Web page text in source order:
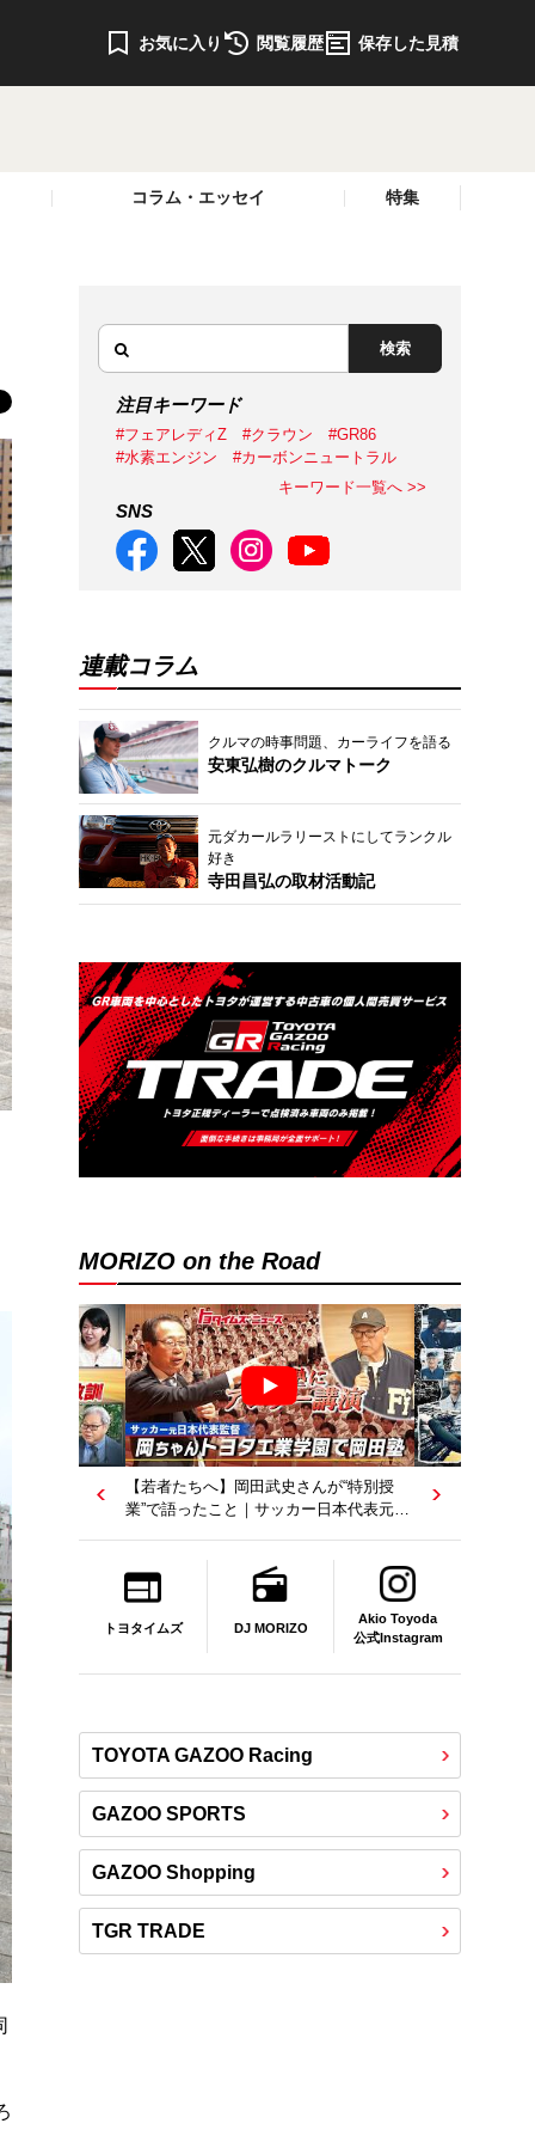
お気に入り 閲覧履歴 保存した見積
コラム・エッセイ 特集
検索
注目キーワード
#フェアレディZ #クラウン
#GR86
#水素エンジン
#カーボンニュートラル
キーワード一覧へ >>
SNS
連載コラム
クルマの時事問題、カーライフを語る
安東弘樹のクルマトーク
元ダカールラリーストにしてランクル
好き
寺田昌弘の取材活動記
MORIZO on the Road
【トヨタディレクターズカット】クリエ
イターが工場を映像作品に？従業員たち
トヨタイムズ DJ MORIZO
Akio Toyoda
公式Instagram
TOYOTA GAZOO Racing
GAZOO SPORTS
GAZOO Shopping
TGR TRADE